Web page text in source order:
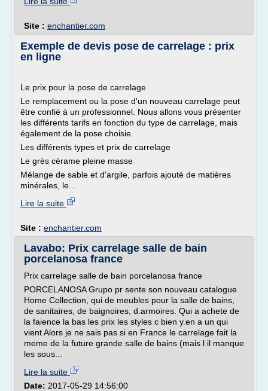
Site : enchantier.com
Exemple de devis pose de carrelage : prix
en ligne
Le prix pour la pose de carrelage
Le remplacement ou la pose d'un nouveau carrelage peut
être confié à un professionnel. Nous allons vous présenter
les différents tarifs en fonction du type de carrelage, mais
également de la pose choisie.
Les différents types et prix de carrelage
Le grès cérame pleine masse
Mélange de sable et d'argile, parfois ajouté de matières
minérales, le...
Lire la suite
Site : enchantier.com
Lavabo: Prix carrelage salle de bain
porcelanosa france
Prix carrelage salle de bain porcelanosa france
PORCELANOSA Grupo pr sente son nouveau catalogue
Home Collection, qui de meubles pour la salle de bains,
de sanitaires, de baignoires, d.armoires. Qui a achete de
la faience la bas les prix les styles c bien y.en a un qui
vient Alors je ne sais pas si en France le carrelage fait la
meme de la future grande salle de bains (mais l il manque
les sous...
Lire la suite
Date: 2017-05-29 14:56:00